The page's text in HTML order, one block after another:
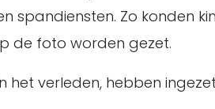
spandiensten. Zo konden
de foto worden gezet.
het verleden, hebben